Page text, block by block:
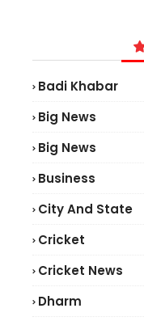
Badi Khabar
Big News
Big News
Business
City And State
Cricket
Cricket News
Dharm